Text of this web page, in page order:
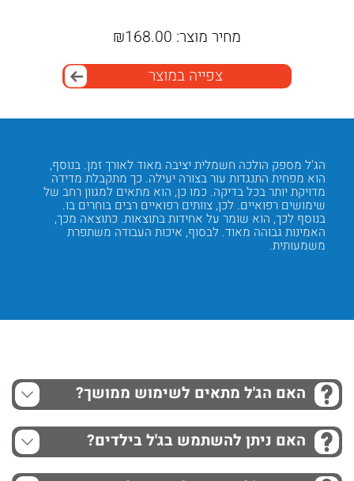
מחיר מוצר: ₪168.00
צפייה במוצר
הג'ל מספק הולכה חשמלית יציבה מאוד לאורך זמן. בנוסף,
הוא מפחית התנגדות עור בצורה יעילה. כך מתקבלת מדידה
מדויקת יותר בכל בדיקה. כמו כן, הוא מתאים למגוון רחב של
שימושים רפואיים. לכן, צוותים רפואיים רבים בוחרים בו.
בנוסף לכך, הוא שומר על אחידות בתוצאות. כתוצאה מכך,
האמינות גבוהה מאוד. לבסוף, איכות העבודה משתפרת
משמעותית.
האם הג'ל מתאים לשימוש ממושך?
האם ניתן להשתמש בג'ל בילדים?